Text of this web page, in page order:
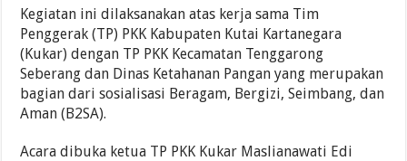
Kegiatan ini dilaksanakan atas kerja sama Tim
Penggerak (TP) PKK Kabupaten Kutai Kartanegara
(Kukar) dengan TP PKK Kecamatan Tenggarong
Seberang dan Dinas Ketahanan Pangan yang merupakan
bagian dari sosialisasi Beragam, Bergizi, Seimbang, dan
Aman (B2SA).
Acara dibuka ketua TP PKK Kukar Maslianawati Edi